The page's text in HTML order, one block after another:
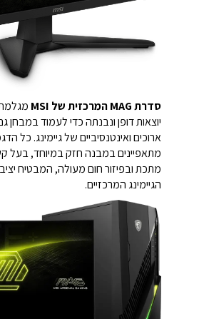
סדרת MAG המרכזית של MSI
מגלמת
יוצאות דופן ונבנתה כדי לעמוד
ארוכים ואינטנסיביים של גיימינג. כל
מתאפיינים במבנה חזק במיוחד, בעל
מתכת ובפיזור חום מעולה, המבטיח
הגיימינג המרכזיים.